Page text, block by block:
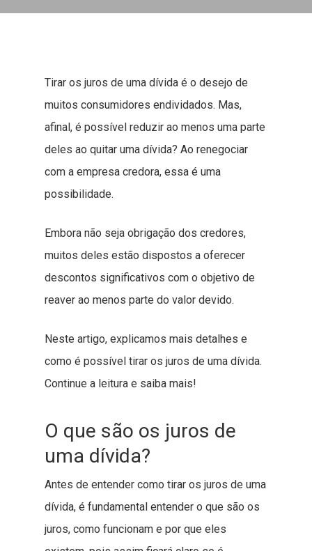
Tirar os juros de uma dívida é o desejo de
muitos consumidores endividados. Mas,
afinal, é possível reduzir ao menos uma parte
deles ao quitar uma dívida? Ao renegociar
com a empresa credora, essa é uma
possibilidade.
Embora não seja obrigação dos credores,
muitos deles estão dispostos a oferecer
descontos significativos com o objetivo de
reaver ao menos parte do valor devido.
Neste artigo, explicamos mais detalhes e
como é possível tirar os juros de uma dívida.
Continue a leitura e saiba mais!
O que são os juros de
uma dívida?
Antes de entender como tirar os juros de uma
dívida, é fundamental entender o que são os
juros, como funcionam e por que eles